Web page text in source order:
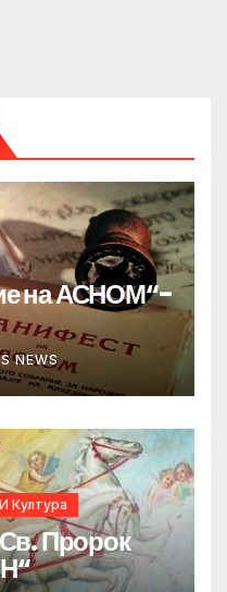
на АСНОМ“-
NEWS
Култура
Пророк